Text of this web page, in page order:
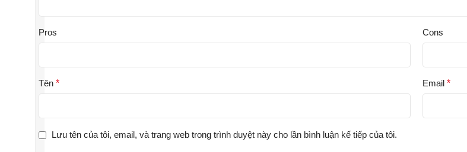
Pros Cons
Tên * Email *
Lưu tên của tôi, email, và trang web trong trình duyệt này cho lần bình luận kế tiếp của tôi.